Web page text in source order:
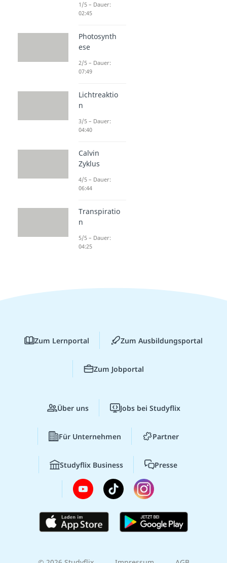
1/5 – Dauer:
02:45
Photosynth
ese
2/5 – Dauer:
07:49
Lichtreaktio
n
3/5 – Dauer:
04:40
Calvin
Zyklus
4/5 – Dauer:
06:44
Transpiratio
n
5/5 – Dauer:
04:25
Zum Lernportal Zum Ausbildungsportal
Zum Jobportal
Über uns Jobs bei Studyflix
Für Unternehmen Partner
Studyflix Business Presse